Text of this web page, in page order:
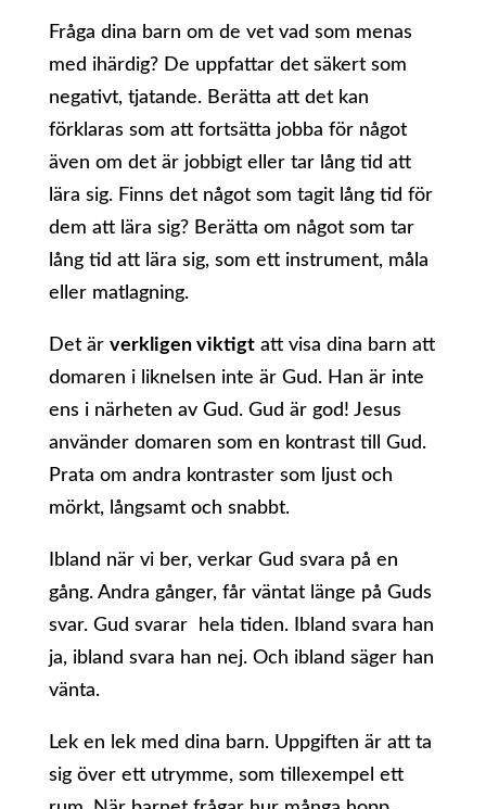
Fråga dina barn om de vet vad som menas
med ihärdig? De uppfattar det säkert som
negativt, tjatande. Berätta att det kan
förklaras som att fortsätta jobba för något
även om det är jobbigt eller tar lång tid att
lära sig. Finns det något som tagit lång tid för
dem att lära sig? Berätta om något som tar
lång tid att lära sig, som ett instrument, måla
eller matlagning.
Det är verkligen viktigtatt visa dina barn att
domaren i liknelsen inte är Gud. Han är inte
ens i närheten av Gud. Gud är god! Jesus
använder domaren som en kontrast till Gud.
Prata om andra kontraster som ljust och
mörkt, långsamt och snabbt.
Ibland när vi ber, verkar Gud svara på en
gång. Andra gånger, får väntat länge på Guds
svar. Gud svarar hela tiden. Ibland svara han
ja, ibland svara han nej. Och ibland säger han
vänta.
Lek en lek med dina barn. Uppgiften är att ta
sig över ett utrymme, som tillexempel ett